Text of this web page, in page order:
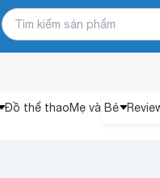
Đồ thể thaoMẹ và Bé